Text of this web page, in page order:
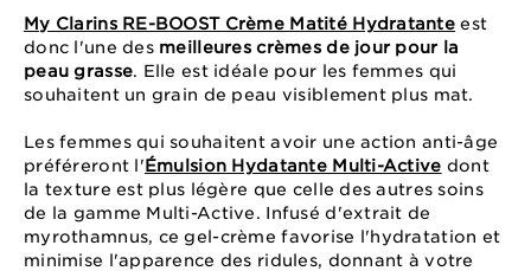
My Clarins RE-BOOST Crème Matité Hydratante est
donc l'une des meilleures crèmes de jour pour la
peau grasse. Elle est idéale pour les femmes qui
souhaitent un grain de peau visiblement plus mat.
Les femmes qui souhaitent avoir une action anti-âge
préféreront l'Émulsion Hydatante Multi-Active dont
la texture est plus légère que celle des autres soins
de la gamme Multi-Active. Infusé d'extrait de
myrothamnus, ce gel-crème favorise l'hydratation et
minimise l'apparence des ridules, donnant à votre